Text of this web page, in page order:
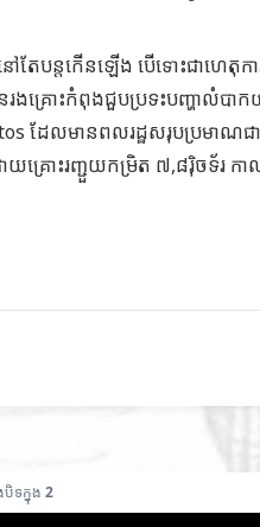
តែបន្តកើនឡើង បើទោះជាហេ
ងគ្រោះកំពុងជួបប្រទះបញ្ហាលំបាក
ដែលមានពលរដ្ឋសរុបប្រមាណ
គ្រោះរញ្ជួយកម្រិត ៧,៨រ៉ិចទ័រ កា
បិទក្នុង 1